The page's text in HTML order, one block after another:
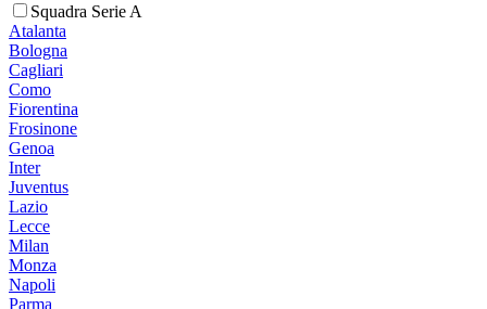
Squadra Serie A
Atalanta
Bologna
Cagliari
Como
Fiorentina
Frosinone
Genoa
Inter
Juventus
Lazio
Lecce
Milan
Monza
Napoli
Parma